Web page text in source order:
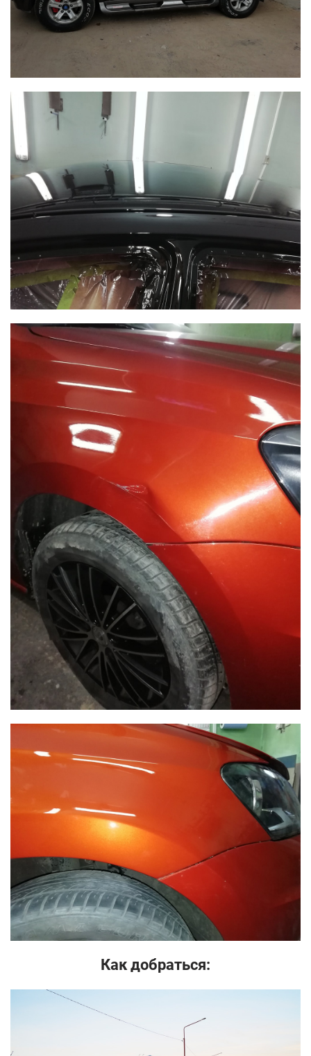
Как добраться: